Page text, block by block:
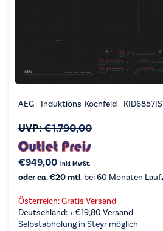
AEG - Induktions-Kochfeld - KID6857IS
UVP:€1.790,00
€949,00 inkl. MwSt.
oder ca. €20 mtl. bei 60 Monaten
Österreich: Gratis Versand
Deutschland: +€19,80 Versand
Selbstabholung in Steyr möglich